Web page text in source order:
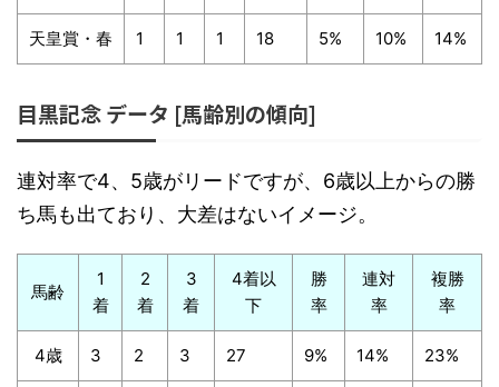
天皇賞・春 1 1 1 18 5% 10% 14%
目黒記念 データ [馬齢別の傾向]
連対率で4、5歳がリードですが、6歳以上からの勝
ち馬も出ており、大差はないイメージ。
馬齢
1
着
2
着
3
着
4着以
下
勝
率
連対
率
複勝
率
4歳 3 2 3 27 9% 14% 23%